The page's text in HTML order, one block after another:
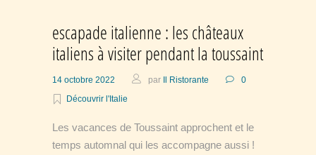
escapade italienne : les châteaux
italiens à visiter pendant la toussaint
14 octobre 2022 par Il Ristorante
0
Découvrir l'Italie
Les vacances de Toussaint approchent et le
temps automnal qui les accompagne aussi !